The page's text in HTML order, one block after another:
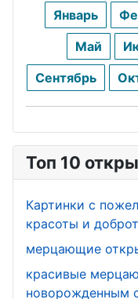
Январь
Май
Сентябрь
Топ 10
Картинки с
красоты и
мерцающие
красивые
новорожденным